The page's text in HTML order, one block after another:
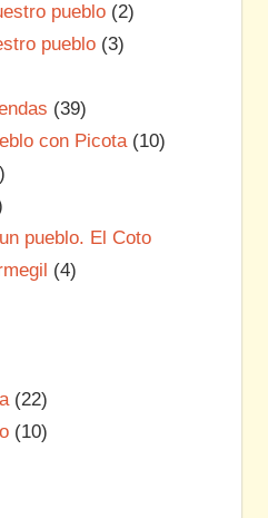
pueblo(2)
pueblo(3)
(39)
con Picota(10)
pueblo. El Coto
(4)
(22)
(10)